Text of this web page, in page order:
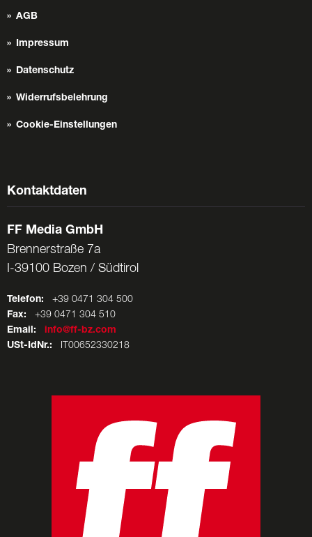
AGB
Impressum
Datenschutz
Widerrufsbelehrung
Cookie-Einstellungen
Kontaktdaten
FF Media GmbH
Brennerstraße 7a
I-39100 Bozen / Südtirol
Telefon: +39 0471 304 500
Fax: +39 0471 304 510
Email:
info@ff-bz.com
USt-IdNr.: IT00652330218